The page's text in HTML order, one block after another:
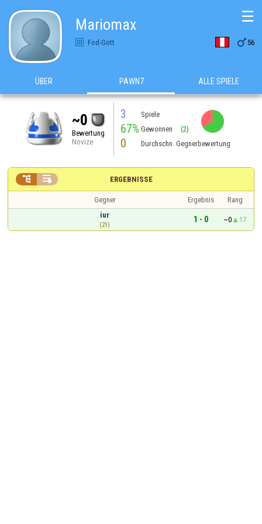
Mariomax
Fod-Gott  56
☰
ÜBER PAWN7 ALLE SPIELE
~0
Bewertung
Novize
3 Spiele
67% Gewonnen (2)
0 Durchschn. Gegnerbewertung
ERGEBNISSE
 
Gegner Ergebnis
Rang
iur
(21)
1 - 0 ~0 17